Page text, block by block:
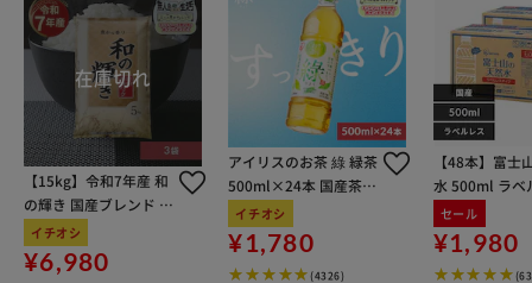
【15kg】令和7年産 和
の輝き 国産ブレンド 5
kg×3袋
イチオシ
¥6,980
アイリスのお茶 綠 緑茶
500ml×24本 国産茶葉
100％使用
イチオシ
¥1,780
(4326)
【48本】富士
水 500ml ラベ
セール
¥1,980